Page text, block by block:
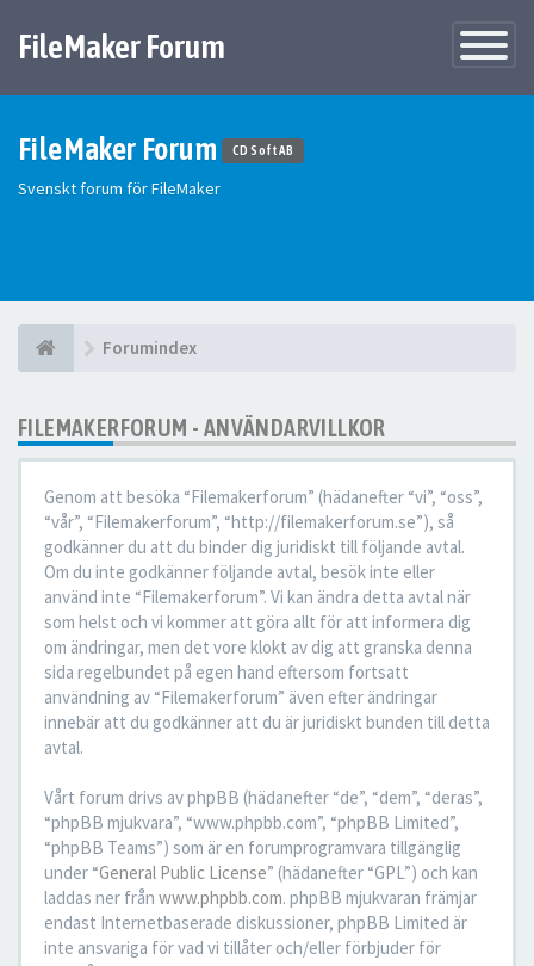
Växla
FileMaker Forum
FileMaker Forum CD Soft AB
Svenskt forum för FileMaker
Forumindex
FILEMAKERFORUM - ANVÄNDARVILLKOR
Genom att besöka “Filemakerforum” (hädanefter “vi”, “oss”,
“vår”, “Filemakerforum”, “http://filemakerforum.se”), så
godkänner du att du binder dig juridiskt till följande avtal.
Om du inte godkänner följande avtal, besök inte eller
använd inte “Filemakerforum”. Vi kan ändra detta avtal när
som helst och vi kommer att göra allt för att informera dig
om ändringar, men det vore klokt av dig att granska denna
sida regelbundet på egen hand eftersom fortsatt
användning av “Filemakerforum” även efter ändringar
innebär att du godkänner att du är juridiskt bunden till detta
avtal.
Vårt forum drivs av phpBB (hädanefter “de”, “dem”, “deras”,
“phpBB mjukvara”, “www.phpbb.com”, “phpBB Limited”,
“phpBB Teams”) som är en forumprogramvara tillgänglig
under “General Public License” (hädanefter “GPL”) och kan
laddas ner från www.phpbb.com. phpBB mjukvaran främjar
endast Internetbaserade diskussioner, phpBB Limited är
inte ansvariga för vad vi tillåter och/eller förbjuder för